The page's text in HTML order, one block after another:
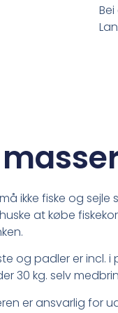
ikke fiske og sejle
at købe
og padler er incl. i
30 kg. selv
er ansvarlig for